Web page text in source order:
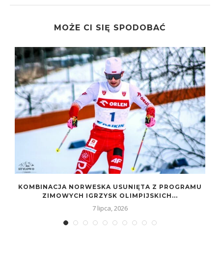
MOŻE CI SIĘ SPODOBAĆ
KOMBINACJA NORWESKA USUNIĘTA Z PROGRAMU
ZIMOWYCH IGRZYSK OLIMPIJSKICH...
7 lipca, 2026